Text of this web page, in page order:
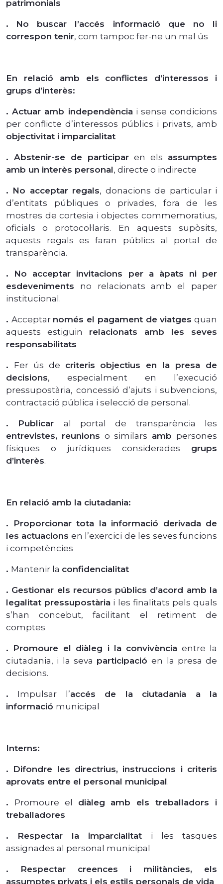
patrimonials
.
No buscar l’accés informació que no li
correspon tenir, com tampoc fer-ne un mal ús
En relació amb els conflictes d’interessos i
grups d’interès:
.Actuar amb independènciai sense condicions
per conflicte d’interessos públics i privats, amb
objectivitat i imparcialitat
. Abstenir-se de participar en els assumptes
amb un interès personal, directe o indirecte
. No acceptar regals, donacions de particular i
d’entitats públiques o privades, fora de les
mostres de cortesia i objectes commemoratius,
oficials o protocol·laris. En aquests supòsits,
aquests regals es faran públics al portal de
transparència.
.
No acceptar invitacions per a àpats ni per
esdeveniments no relacionats amb el paper
institucional.
. Acceptar només el pagament de viatges quan
aquests estiguin relacionats amb les seves
responsabilitats
. Fer ús de criteris objectius en la presa de
decisions, especialment en l’execució
pressupostària, concessió d’ajuts i subvencions,
contractació pública i selecció de personal.
. Publicar al portal de transparència les
entrevistes, reunions o similars amb persones
físiques o jurídiques considerades grups
d’interès.
En relació amb la ciutadania:
.
Proporcionar tota la informació derivada de
les actuacions en l’exercici de les seves funcions
i competències
. Mantenir la confidencialitat
. Gestionar els recursos públics d’acord amb la
legalitat pressupostària i les finalitats pels quals
s’han concebut, facilitant el retiment de
comptes
. Promoure el diàleg i la convivència entre la
ciutadania, i la seva participacióen la presa de
decisions.
. Impulsar l’accés de la ciutadania a la
informació municipal
Interns:
. Difondre les directrius, instruccions i criteris
aprovats entre el personal municipal.
. Promoure el diàleg amb els treballadors i
treballadores
. Respectar la imparcialitat i les tasques
assignades al personal municipal
.
Respectar creences i militàncies, els
assumptes privats i els estils personals de vida